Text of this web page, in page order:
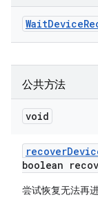
WaitDevice
公共方法
void
recover
boolean
尝试恢复无法再